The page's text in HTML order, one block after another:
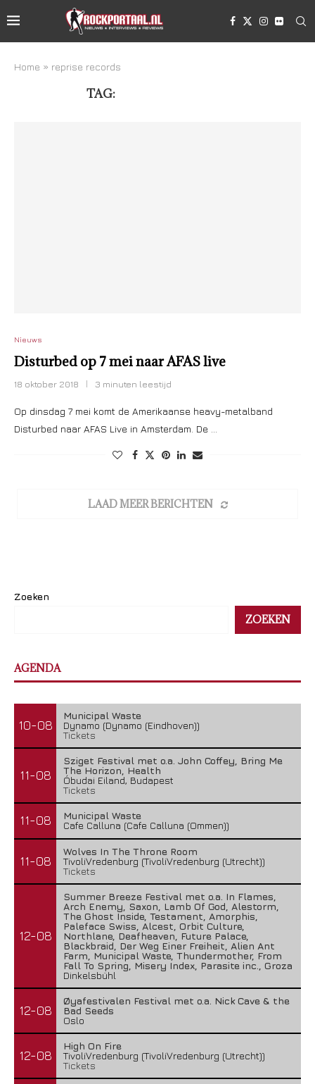
Home » reprise records
TAG:
Nieuws
Disturbed op 7 mei naar AFAS live
18 oktober 2018 3 minuten leestijd
Op dinsdag 7 mei komt de Amerikaanse heavy-metalband
Disturbed naar AFAS Live in Amsterdam. De …
LAAD MEER BERICHTEN
Zoeken
ZOEKEN
AGENDA
10-08
Municipal Waste
Dynamo (Dynamo (Eindhoven))
Tickets
11-08
Sziget Festival met o.a. John Coffey, Bring Me
The Horizon, Health
Óbudai Eiland, Budapest
Tickets
11-08
Municipal Waste
Cafe Calluna (Cafe Calluna (Ommen))
11-08
Wolves In The Throne Room
TivoliVredenburg (TivoliVredenburg (Utrecht))
Tickets
12-08
Summer Breeze Festival met o.a. In Flames,
Arch Enemy, Saxon, Lamb Of God, Alestorm,
The Ghost Inside, Testament, Amorphis,
Paleface Swiss, Alcest, Orbit Culture,
Northlane, Deafheaven, Future Palace,
Blackbraid, Der Weg Einer Freiheit, Alien Ant
Farm, Municipal Waste, Thundermother, From
Fall To Spring, Misery Index, Parasite inc., Groza
Dinkelsbühl
12-08
Øyafestivalen Festival met o.a. Nick Cave & the
Bad Seeds
Oslo
12-08
High On Fire
TivoliVredenburg (TivoliVredenburg (Utrecht))
Tickets